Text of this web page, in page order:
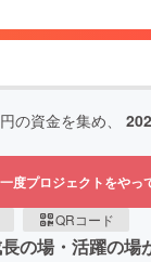
円の資金を集め、
度プロジェクトをやっ
QRコード
の場・活躍の